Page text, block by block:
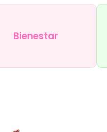
Bienestar